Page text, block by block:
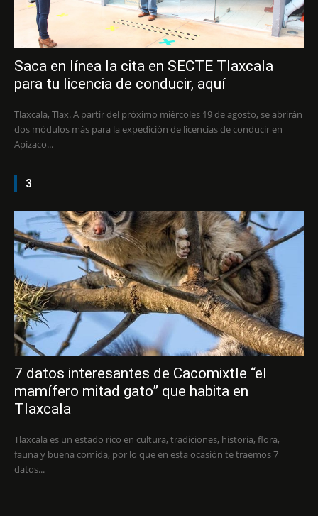
Saca en línea la cita en SECTE Tlaxcala
para tu licencia de conducir, aquí
Tlaxcala, Tlax. A partir del próximo miércoles 19 de agosto, se abrirán
dos módulos más para la expedición de licencias de conducir en
Apizaco...
3
7 datos interesantes de Cacomixtle “el
mamífero mitad gato” que habita en
Tlaxcala
Tlaxcala es un estado rico en cultura, tradiciones, historia, flora,
fauna y buena comida, por lo que en esta ocasión te traemos 7
datos...